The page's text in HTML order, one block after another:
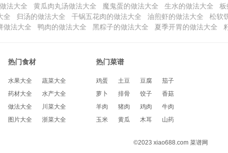
法大全 黄瓜肉丸汤做法大全 魔鬼蛋的做法大全 生水的做法大全 板
全 归汤的做法大全 干锅五花肉的做法大全 油煎虾的做法大全 松软
做法大全 鸭肉的做法大全 黑粽子的做法大全 夏季开胃的做法大全
热门食材
水果大全
药材大全
做法大全
图片大全
蔬菜大全
水产大全
川菜大全
浙菜大全
热门菜谱
鸡蛋
萝卜
羊肉
玉米
土豆
排骨
猪肉
黄瓜
豆腐
饺子
鸡肉
木耳
茄子
香菇
牛肉
山药
©2023 xiao688.com 菜谱网